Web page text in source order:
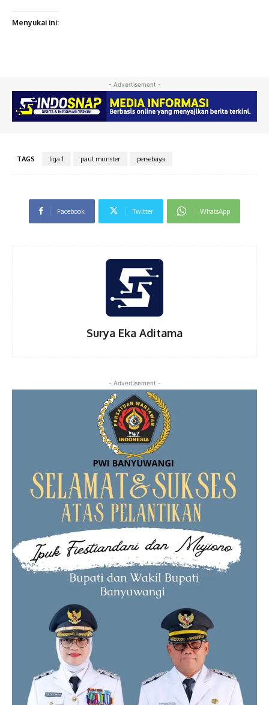
Menyukai ini:
- Advertisement -
TAGS liga 1 paul munster persebaya
Facebook Twitter WhatsApp
Surya Eka Aditama
- Advertisement -